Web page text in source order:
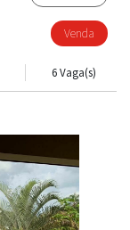
Venda
6 Vaga(s)